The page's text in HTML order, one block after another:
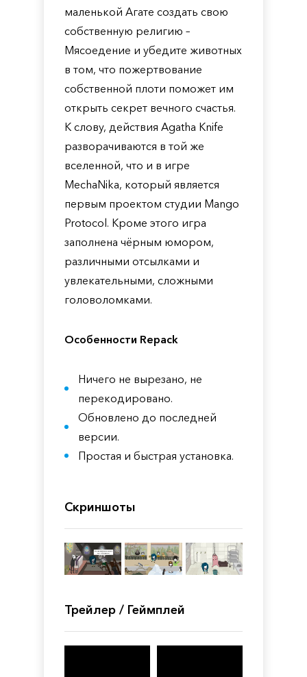
маленькой Агате создать свою
собственную религию –
Мясоедение и убедите животных
в том, что пожертвование
собственной плоти поможет им
открыть секрет вечного счастья.
К слову, действия Agatha Knife
разворачиваются в той же
вселенной, что и в игре
MechaNika, который является
первым проектом студии Mango
Protocol. Кроме этого игра
заполнена чёрным юмором,
различными отсылками и
увлекательными, сложными
головоломками.
Особенности Repack
Ничего не вырезано, не
перекодировано.
Обновлено до последней
версии.
Простая и быстрая установка.
Скриншоты
Трейлер / Геймплей